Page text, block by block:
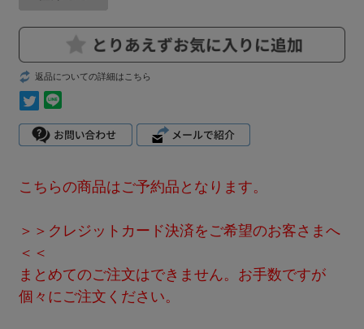
返品についての詳細はこちら
こちらの商品はご予約品となります。
＞＞クレジットカード決済をご希望のお客さまへ
＜＜
まとめてのご注文はできません。お手数ですが
個々にご注文ください。